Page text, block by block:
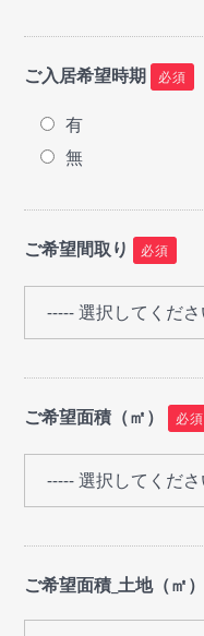
ご入居希望時期 必須
有
無
ご希望間取り 必須
ご希望面積（㎡） 必須
ご希望面積_土地（㎡）